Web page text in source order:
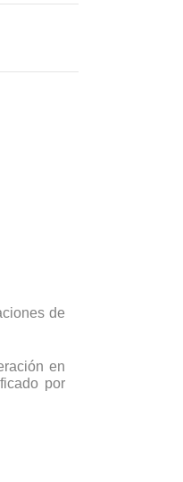
de
en
por